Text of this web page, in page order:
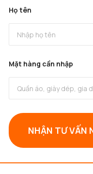
Họ tên
Mặt hàng cần nhập
NHẬN TƯ VẤN